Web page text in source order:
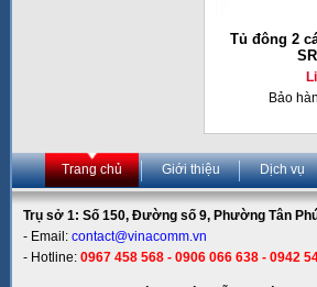
Tủ đông 2
Bảo
Trang chủ Giới thiệu Dịch vụ
Trụ sở 1: Số 150, Đường số 9, Phường Tân
- Email: contact@vinacomm.vn
- Hotline: 0967 458 568 - 0906 066 638 - 0942